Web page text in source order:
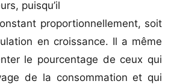
puisqu’il
proportionnellement, soit
en croissance. Il a même
le pourcentage de ceux qui
de la consommation et qui